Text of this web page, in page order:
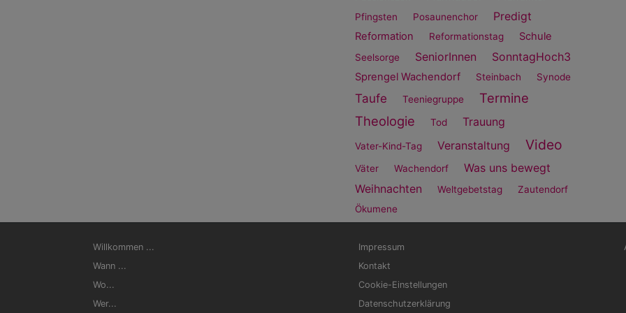
Pfingsten
Posaunenchor Predigt
Reformation Reformationstag Schule
Seelsorge SeniorInnen SonntagHoch3
Sprengel Wachendorf Steinbach Synode
Taufe Teeniegruppe
Termine
Theologie
Tod Trauung
Vater-Kind-Tag Veranstaltung Video
Väter Wachendorf
Was uns bewegt
Weihnachten
Weltgebetstag
Zautendorf
Ökumene
Hauptnavigation
Willkommen ...
Wann ...
Wo...
Wer...
Fußbereichsmenü
Impressum
Kontakt
Cookie-Einstellungen
Datenschutzerklärung